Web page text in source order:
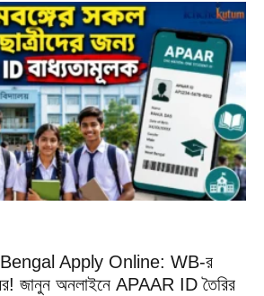
Apply Online: WB-র
জানুন অনলাইনে APAAR ID তৈরির